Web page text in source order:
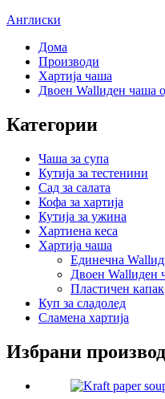
Англиски
Дома
Производи
Хартија чаша
Двоен Wallиден чаша
Категории
Чаша за супа
Кутија за тестенини
Сад за салата
Кофа за хартија
Кутија за ужина
Хартиена кеса
Хартија чаша
Единечна
Двоен Wallиден
Пластичен капак
Куп за сладолед
Сламена хартија
Избрани